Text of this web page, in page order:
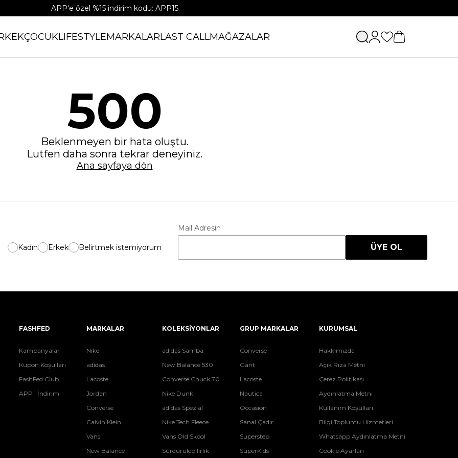
APP'e özel %15 indirim kodu: APP15
ÇOCUKLIFESTYLEMARKALARLAST CALLMAĞAZALAR
500
Beklenmeyen bir hata oluştu.
Lütfen daha sonra tekrar deneyiniz.
Ana sayfaya dön
Kadın Erkek Belirtmek istemiyorum
Mail Adresin
ÜYE OL
FASHFED
Kampanyalar
Kupon Koşulları
FashFed Club
APP | İndirim
MARKALAR
Nike
adidas
Lacoste
Jordan
Converse
Calvin Klein
Vans
New Balance
KOLEKSİYONLAR
adidas Samba
New Balance 530
Converse Chuck 70
Nike Dunk
adidas Spezial
Nike Tech Fleece
Vans Old Skool
Sürdürülebilirlik
GRUP MARKALAR
Converse
Gant
Lacoste
Nautica
Occasion
Sanal Çadır
Superstep
SuperKids
KURUMSAL
Hakkımızda
Açık Rıza Metni
Çerez Politikası
Aydınlatma Metni
Kullanım Koşulları
Bilgi Toplumu Hizmetleri
Whatsapp Aydınlatma Metni
Cookie Ayarları